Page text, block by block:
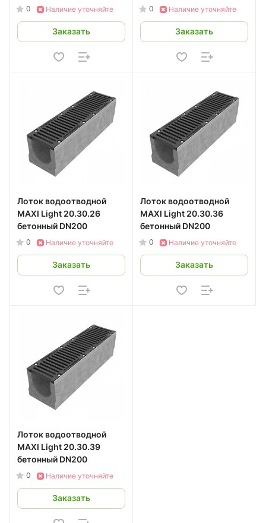
0 Наличие уточняйте
Заказать
0 Наличие уточняйте
Заказать
Лоток водоотводной
MAXI Light 20.30.26
бетонный DN200
0 Наличие уточняйте
Заказать
Лоток водоотводной
MAXI Light 20.30.36
бетонный DN200
0 Наличие уточняйте
Заказать
Лоток водоотводной
MAXI Light 20.30.39
бетонный DN200
0 Наличие уточняйте
Заказать